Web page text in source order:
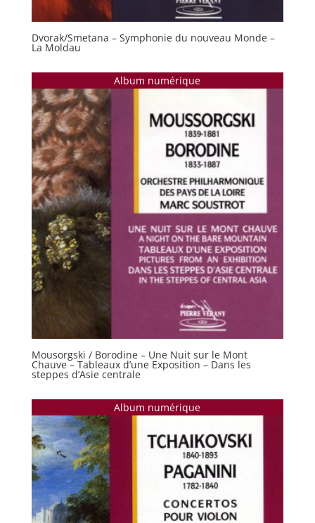
Dvorak/Smetana – Symphonie du nouveau Monde –
La Moldau
Album numérique
Mousorgski / Borodine – Une Nuit sur le Mont
Chauve – Tableaux d’une Exposition – Dans les
steppes d’Asie centrale
Album numérique